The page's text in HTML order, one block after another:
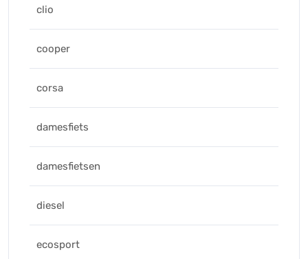
clio
cooper
corsa
damesfiets
damesfietsen
diesel
ecosport